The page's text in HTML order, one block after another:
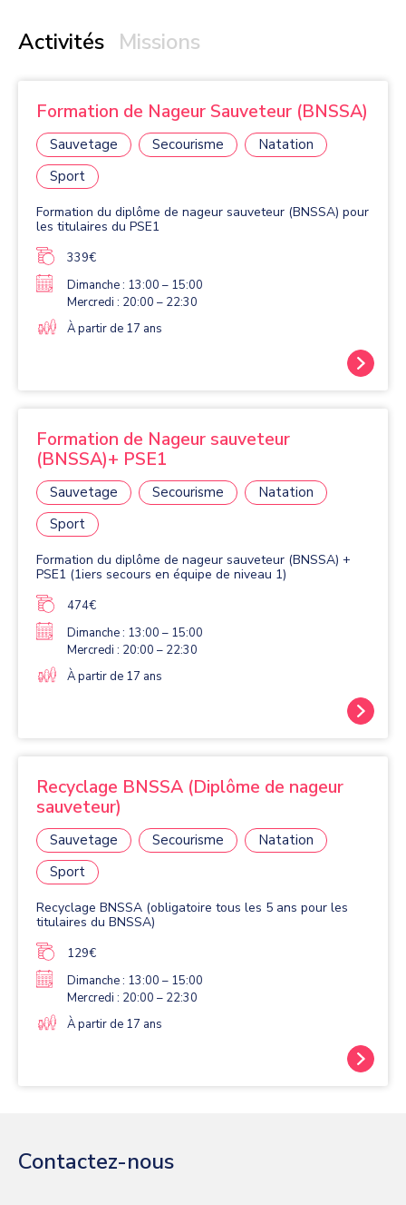
Activités Missions
Formation de Nageur Sauveteur (BNSSA)
Sauvetage Secourisme
Natation
Sport
Formation du diplôme de nageur sauveteur (BNSSA) pour
les titulaires du PSE1
339€
Dimanche : 13:00 – 15:00
Mercredi : 20:00 – 22:30
À partir de 17 ans
Formation de Nageur sauveteur
(BNSSA)+ PSE1
Sauvetage Secourisme
Natation
Sport
Formation du diplôme de nageur sauveteur (BNSSA) +
PSE1 (1iers secours en équipe de niveau 1)
474€
Dimanche : 13:00 – 15:00
Mercredi : 20:00 – 22:30
À partir de 17 ans
Recyclage BNSSA (Diplôme de nageur
sauveteur)
Sauvetage Secourisme
Natation
Sport
Recyclage BNSSA (obligatoire tous les 5 ans pour les
titulaires du BNSSA)
129€
Dimanche : 13:00 – 15:00
Mercredi : 20:00 – 22:30
À partir de 17 ans
Contactez-nous